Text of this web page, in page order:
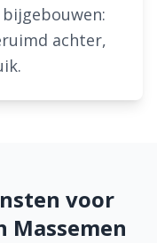
achter,
voor
Massemen